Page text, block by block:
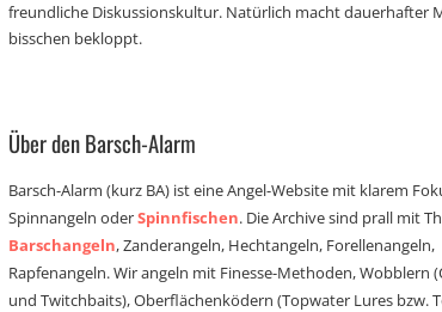
freundliche Diskussionskultur. Natürlich macht dauerhafter
bisschen bekloppt.
Über den Barsch-Alarm
Barsch-Alarm (kurz BA) ist eine Angel-Website mit klarem
Spinnangeln oderSpinnfischen. Die Archive sind prall mit
Barschangeln, Zanderangeln, Hechtangeln, Forellenangeln,
Rapfenangeln. Wir angeln mit Finesse-Methoden, Wobblern
und Twitchbaits), Oberflächenködern (Topwater Lures bzw.